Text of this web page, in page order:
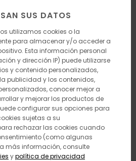
SUS DATOS
utilizamos cookies o la
para almacenar y/o acceder a
Esta información personal
y dirección IP) puede utilizarse
y contenido personalizados,
publicidad y los contenidos,
conocer mejor a
y mejorar los productos de
configurar sus opciones para
sujetas a su
rechazar las cookies cuando
(como algunas
más información, consulte
ypolítica de privacidad